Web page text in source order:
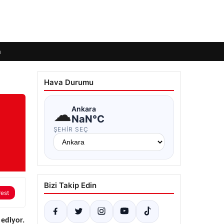
ediyor.
Hava Durumu
☁Ankara
NaN°C
ŞEHIR SEÇ
Bizi Takip Edin